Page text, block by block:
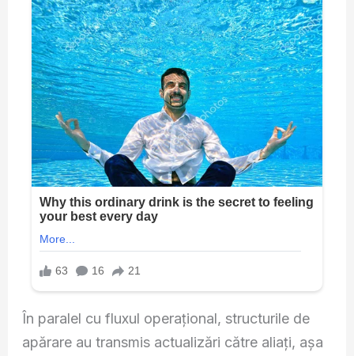
În paralel cu fluxul operațional, structurile de
apărare au transmis actualizări către aliați, așa